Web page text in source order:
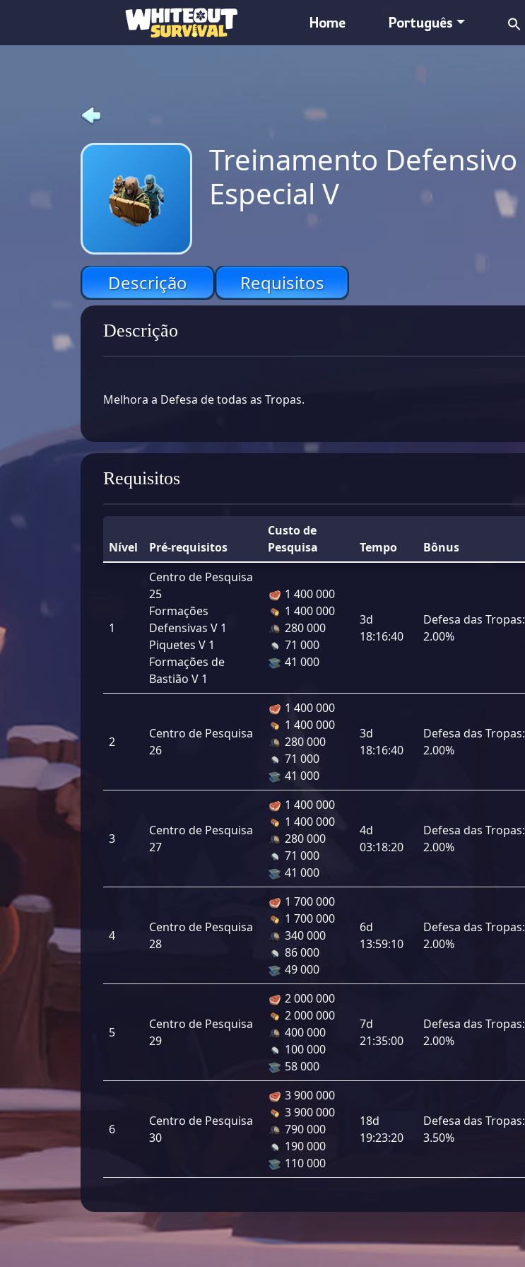
Home Português
Treinamento Defensivo
Especial V
Descrição Requisitos
Descrição
Melhora a Defesa de todas as Tropas.
Requisitos
Nível Pré-requisitos
Custo de
Pesquisa
Tempo Bônus
1
Centro de Pesquisa
25
Formações
Defensivas V 1
Piquetes V 1
Formações de
Bastião V 1
1 400 000
1 400 000
280 000
71 000
41 000
3d
18:16:40
Defesa das Tropas:
2.00%
2
Centro de Pesquisa
26
1 400 000
1 400 000
280 000
71 000
41 000
3d
18:16:40
Defesa das Tropas:
2.00%
3
Centro de Pesquisa
27
1 400 000
1 400 000
280 000
71 000
41 000
4d
03:18:20
Defesa das Tropas:
2.00%
4
Centro de Pesquisa
28
1 700 000
1 700 000
340 000
86 000
49 000
6d
13:59:10
Defesa das Tropas:
2.00%
5
Centro de Pesquisa
29
2 000 000
2 000 000
400 000
100 000
58 000
7d
21:35:00
Defesa das Tropas:
2.00%
6
Centro de Pesquisa
30
3 900 000
3 900 000
790 000
190 000
110 000
18d
19:23:20
Defesa das Tropas:
3.50%